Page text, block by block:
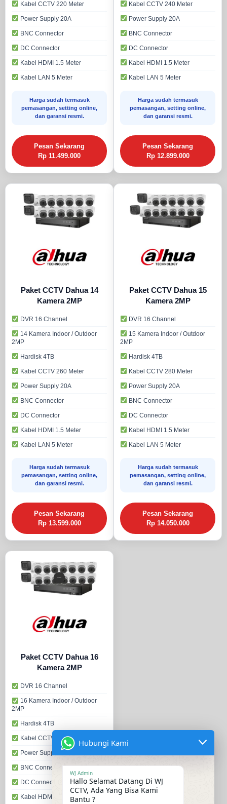
Kabel CCTV 220 Meter
Power Supply 20A
BNC Connector
DC Connector
Kabel HDMI 1.5 Meter
Kabel LAN 5 Meter
Harga sudah termasuk
pemasangan, setting online,
dan garansi resmi.
Pesan Sekarang
Rp 11.499.000
Kabel CCTV 240 Meter
Power Supply 20A
BNC Connector
DC Connector
Kabel HDMI 1.5 Meter
Kabel LAN 5 Meter
Harga sudah termasuk
pemasangan, setting online,
dan garansi resmi.
Pesan Sekarang
Rp 12.899.000
Paket CCTV Dahua 14
Kamera 2MP
DVR 16 Channel
14 Kamera Indoor / Outdoor
2MP
Hardisk 4TB
Kabel CCTV 260 Meter
Power Supply 20A
BNC Connector
DC Connector
Kabel HDMI 1.5 Meter
Kabel LAN 5 Meter
Harga sudah termasuk
pemasangan, setting online,
dan garansi resmi.
Pesan Sekarang
Rp 13.599.000
Paket CCTV Dahua 15
Kamera 2MP
DVR 16 Channel
15 Kamera Indoor / Outdoor
2MP
Hardisk 4TB
Kabel CCTV 280 Meter
Power Supply 20A
BNC Connector
DC Connector
Kabel HDMI 1.5 Meter
Kabel LAN 5 Meter
Harga sudah termasuk
pemasangan, setting online,
dan garansi resmi.
Pesan Sekarang
Rp 14.050.000
Paket CCTV Dahua 16
Kamera 2MP
DVR 16 Channel
16 Kamera Indoor / Outdoor
2MP
Hardisk 4TB
Kabel CCTV 320 Meter
Power Supply 30A
BNC Connector
DC Connector
Kabel HDMI 1.5 Meter
Hubungi Kami
WJ Admin
Hallo Selamat Datang Di WJ
CCTV, Ada Yang Bisa Kami
Bantu ?